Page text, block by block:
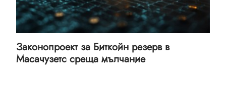
Законопроект за Биткойн резерв в
Масачузетс среща мълчание